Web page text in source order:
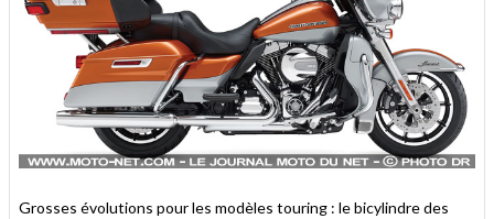
Grosses évolutions pour les modèles touring : le bicylindre des